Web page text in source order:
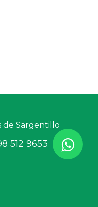
de Sargentillo
512 9653